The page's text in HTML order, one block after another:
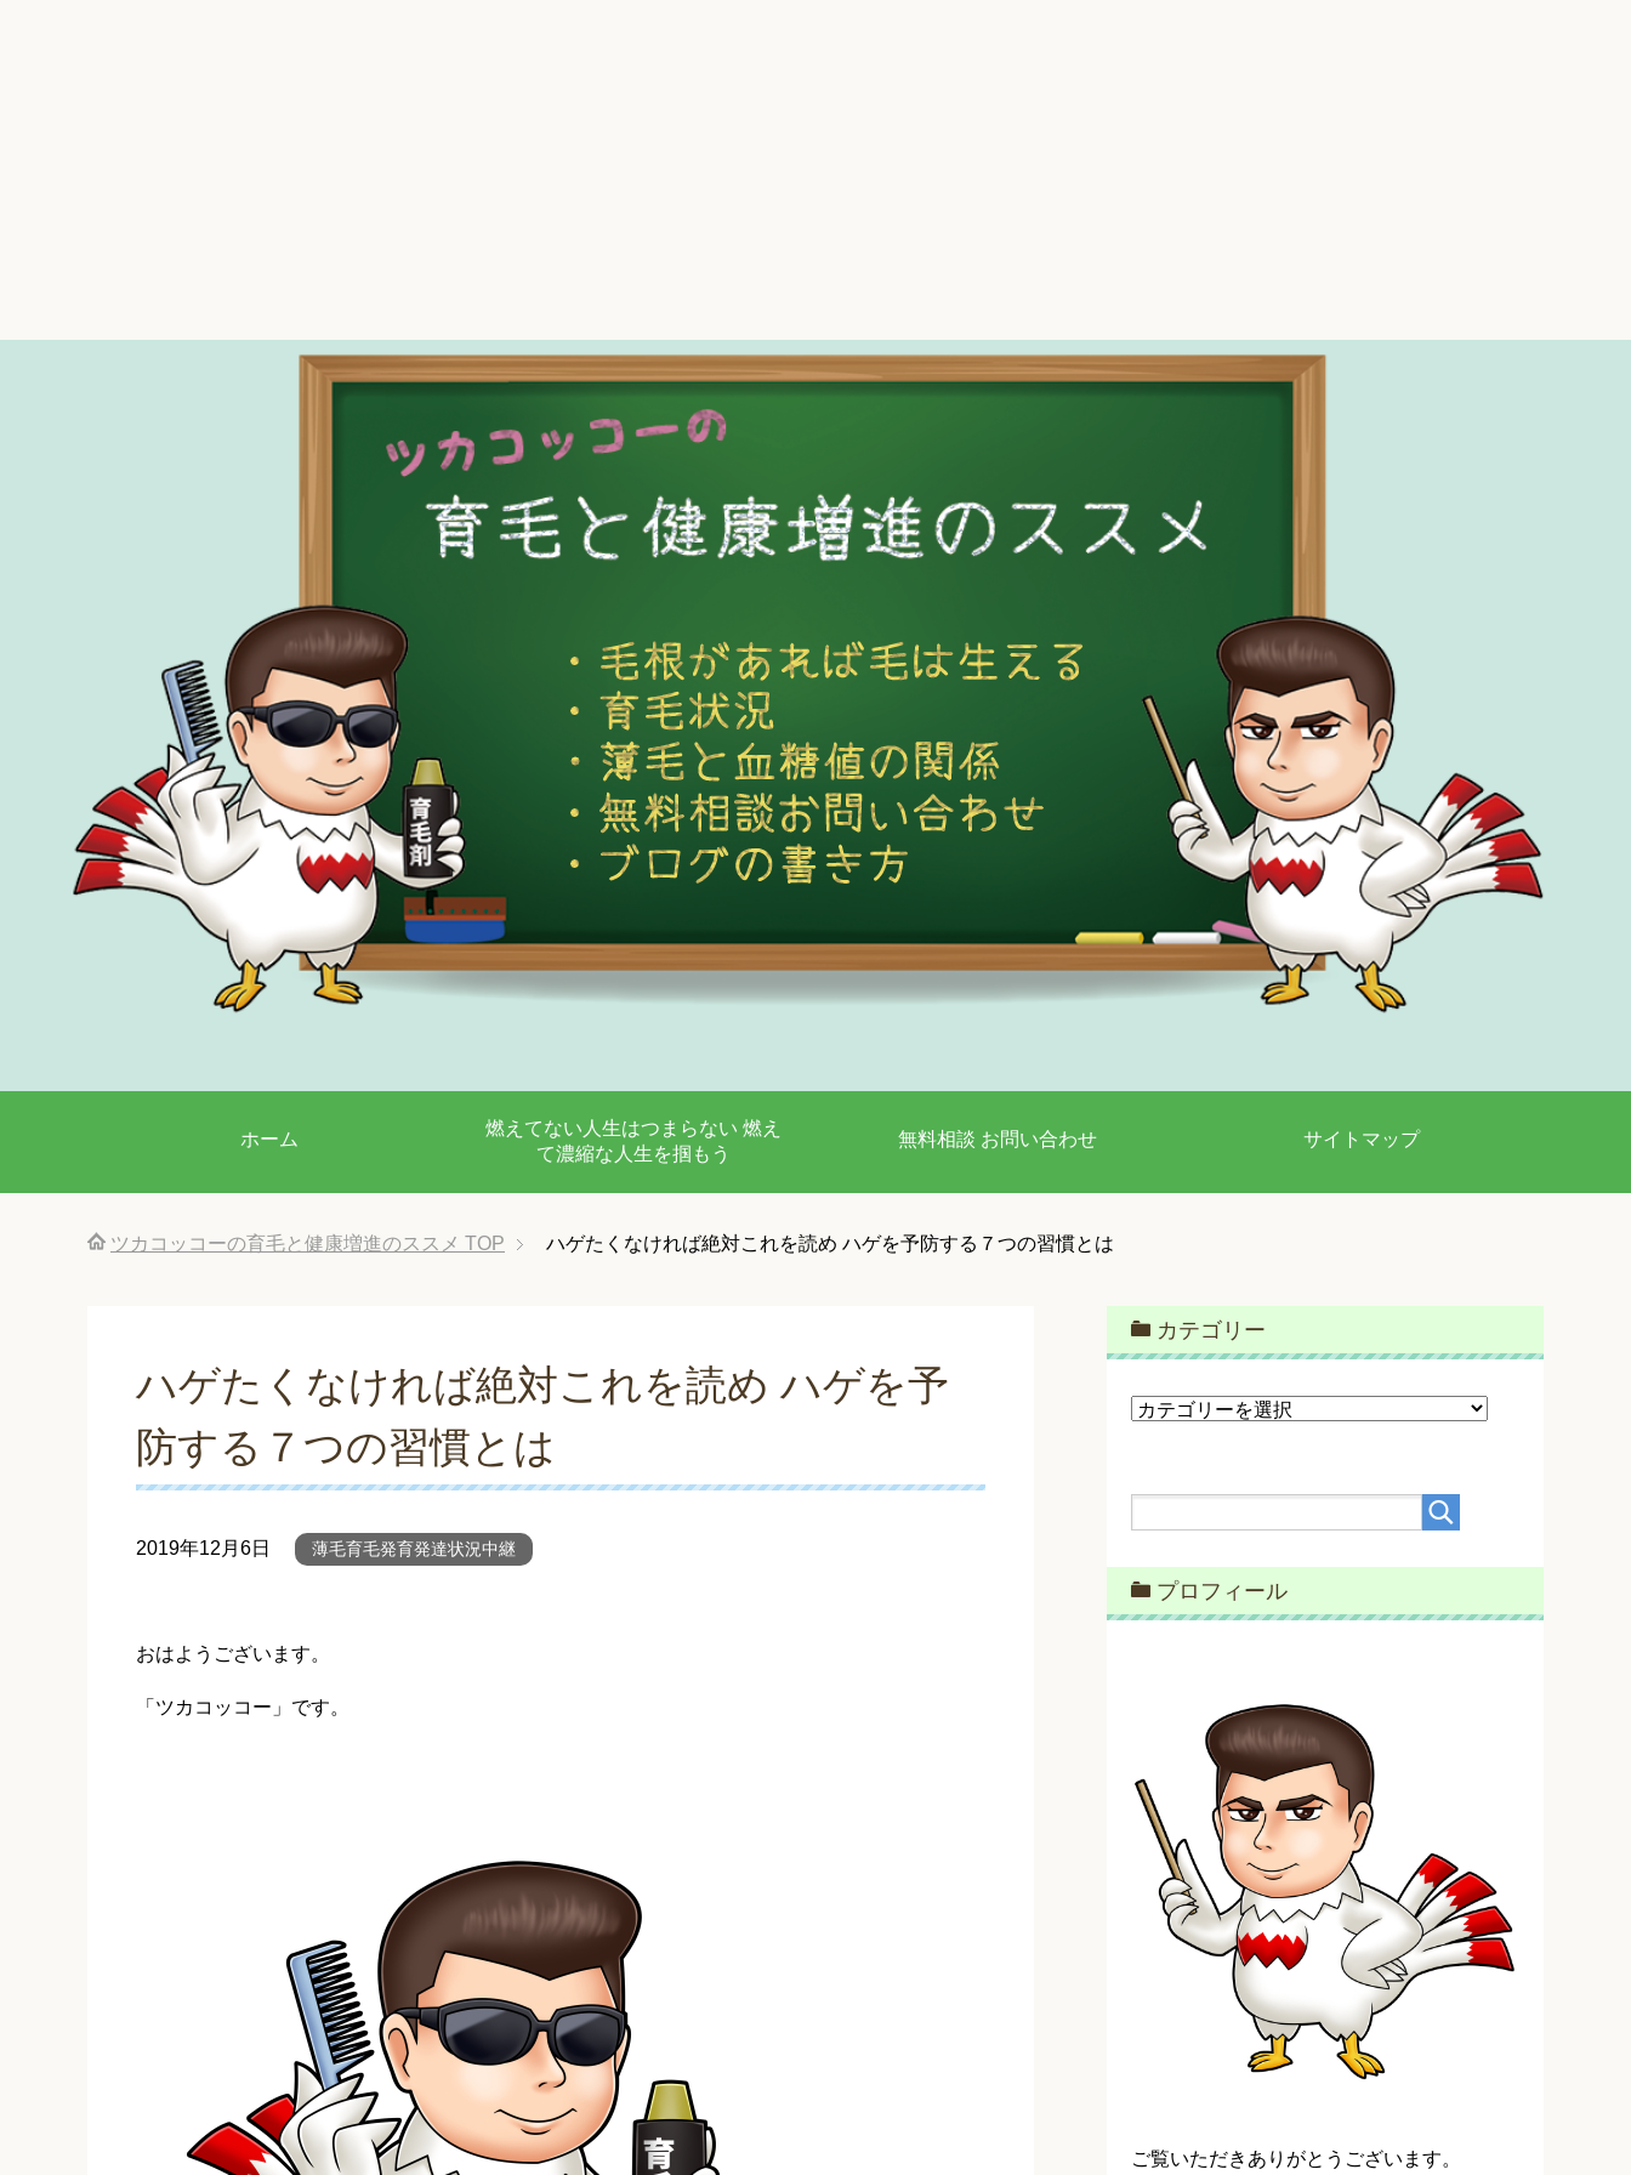
ホーム
燃えてない人生はつまらない 燃え
て濃縮な人生を掴もう
無料相談 お問い合わせ サイトマップ
ツカコッコーの育毛と健康増進のススメ TOP ハゲたくなければ絶対これを読め ハゲを予防する７つの習慣とは
ハゲたくなければ絶対これを読め ハゲを予
防する７つの習慣とは
2019年12月6日 薄毛育毛発育発達状況中継
おはようございます。
「ツカコッコー」です。
カテゴリー
カ
プロフィール
ご覧いただきありがとうございます。